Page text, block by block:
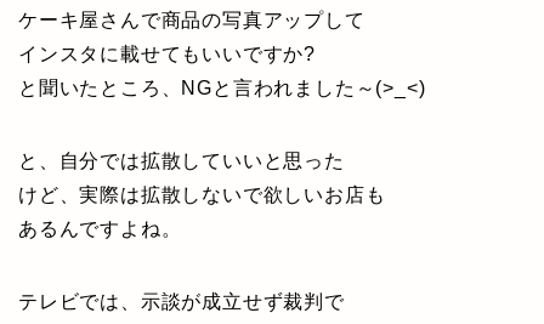
ケーキ屋さんで商品の写真アップして
インスタに載せてもいいですか?
と聞いたところ、NGと言われました～(>_<)
と、自分では拡散していいと思った
けど、実際は拡散しないで欲しいお店も
あるんですよね。
テレビでは、示談が成立せず裁判で